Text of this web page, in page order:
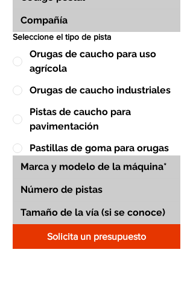
Seleccione el tipo de pista
Orugas de caucho para uso
agrícola
Orugas de caucho industriales
Pistas de caucho para
pavimentación
Pastillas de goma para orugas
Solicita un presupuesto